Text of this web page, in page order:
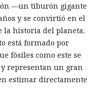
—un tiburón gigante
y se convirtió en el
la historia del planeta.
está formado por
fósiles como este se
representan un gran
estimar directamente